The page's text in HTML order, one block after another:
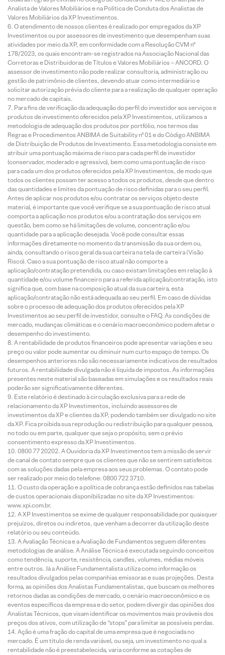
Analista de Valores Mobiliários e na Política de Conduta dos Analistas de
Valores Mobiliários da XP Investimentos.
O atendimento de nossos clientes é realizado por empregados da XP
Investimentos ou por assessores de investimento que desempenham suas
atividades por meio da XP, em conformidade com a Resolução CVM nº
178/2023, os quais encontram-se registrados na Associação Nacional das
Corretoras e Distribuidoras de Títulos e Valores Mobiliários – ANCORD. O
assessor de investimento não pode realizar consultoria, administração ou
gestão de patrimônio de clientes, devendo atuar como intermediário e
solicitar autorização prévia do cliente para a realização de qualquer operação
no mercado de capitais.
Para fins de verificação da adequação do perfil do investidor aos serviços e
produtos de investimento oferecidos pela XP Investimentos, utilizamos a
metodologia de adequação dos produtos por portfólio, nos termos das
Regras e Procedimentos ANBIMA de Suitability nº 01 e do Código ANBIMA
de Distribuição de Produtos de Investimento. Essa metodologia consiste em
atribuir uma pontuação máxima de risco para cada perfil de investidor
(conservador, moderado e agressivo), bem como uma pontuação de risco
para cada um dos produtos oferecidos pela XP Investimentos, de modo que
todos os clientes possam ter acesso a todos os produtos, desde que dentro
das quantidades e limites da pontuação de risco definidas para o seu perfil.
Antes de aplicar nos produtos e/ou contratar os serviços objeto deste
material, é importante que você verifique se a sua pontuação de risco atual
comporta a aplicação nos produtos e/ou a contratação dos serviços em
questão, bem como se há limitações de volume, concentração e/ou
quantidade para a aplicação desejada. Você pode consultar essas
informações diretamente no momento da transmissão da sua ordem ou,
ainda, consultando o risco geral da sua carteira na tela de carteira (Visão
Risco). Caso a sua pontuação de risco atual não comporte a
aplicação/contratação pretendida, ou caso existam limitações em relação à
quantidade e/ou volume financeiro para a referida aplicação/contratação, isto
significa que, com base na composição atual da sua carteira, esta
aplicação/contratação não está adequada ao seu perfil. Em caso de dúvidas
sobre o processo de adequação dos produtos oferecidos pela XP
Investimentos ao seu perfil de investidor, consulte o FAQ. As condições de
mercado, mudanças climáticas e o cenário macroeconômico podem afetar o
desempenho do investimento.
A rentabilidade de produtos financeiros pode apresentar variações e seu
preço ou valor pode aumentar ou diminuir num curto espaço de tempo. Os
desempenhos anteriores não são necessariamente indicativos de resultados
futuros. A rentabilidade divulgada não é líquida de impostos. As informações
presentes neste material são baseadas em simulações e os resultados reais
poderão ser significativamente diferentes.
Este relatório é destinado à circulação exclusiva para a rede de
relacionamento da XP Investimentos, incluindo assessores de
investimentos da XP e clientes da XP, podendo também ser divulgado no site
da XP. Fica proibida sua reprodução ou redistribuição para qualquer pessoa,
no todo ou em parte, qualquer que seja o propósito, sem o prévio
consentimento expresso da XP Investimentos.
0800 77 20202. A Ouvidoria da XP Investimentos tem a missão de servir
de canal de contato sempre que os clientes que não se sentirem satisfeitos
com as soluções dadas pela empresa aos seus problemas. O contato pode
ser realizado por meio do telefone: 0800 722 3710.
O custo da operação e a política de cobrança estão definidos nas tabelas
de custos operacionais disponibilizadas no site da XP Investimentos:
www.xpi.com.br.
A XP Investimentos se exime de qualquer responsabilidade por quaisquer
prejuízos, diretos ou indiretos, que venham a decorrer da utilização deste
relatório ou seu conteúdo.
A Avaliação Técnica e a Avaliação de Fundamentos seguem diferentes
metodologias de análise. A Análise Técnica é executada seguindo conceitos
como tendência, suporte, resistência, candles, volumes, médias móveis
entre outros. Já a Análise Fundamentalista utiliza como informação os
resultados divulgados pelas companhias emissoras e suas projeções. Desta
forma, as opiniões dos Analistas Fundamentalistas, que buscam os melhores
retornos dadas as condições de mercado, o cenário macroeconômico e os
eventos específicos da empresa e do setor, podem divergir das opiniões dos
Analistas Técnicos, que visam identificar os movimentos mais prováveis dos
preços dos ativos, com utilização de “stops” para limitar as possíveis perdas.
Ação é uma fração do capital de uma empresa que é negociada no
mercado. É um título de renda variável, ou seja, um investimento no qual a
rentabilidade não é preestabelecida, varia conforme as cotações de